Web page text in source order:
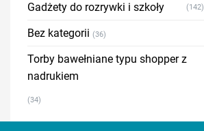
Gadżety do rozrywki i szkoły (142)
Bez kategorii (36)
Torby bawełniane typu shopper z
nadrukiem
(34)